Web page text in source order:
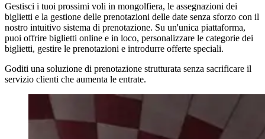
Gestisci i tuoi prossimi voli in mongolfiera, le assegnazioni dei
biglietti e la gestione delle prenotazioni delle date senza sforzo con il
nostro intuitivo sistema di prenotazione. Su un'unica piattaforma,
puoi offrire biglietti online e in loco, personalizzare le categorie dei
biglietti, gestire le prenotazioni e introdurre offerte speciali.
Goditi una soluzione di prenotazione strutturata senza sacrificare il
servizio clienti che aumenta le entrate.